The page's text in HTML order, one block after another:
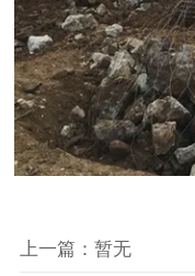
上一篇：暂无